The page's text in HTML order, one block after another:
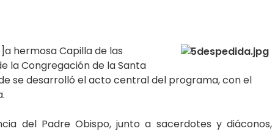
hermosa Capilla de las
la Congregación de la Santa
se desarrolló el acto central del programa, con el
del Padre Obispo, junto a sacerdotes y diáconos,